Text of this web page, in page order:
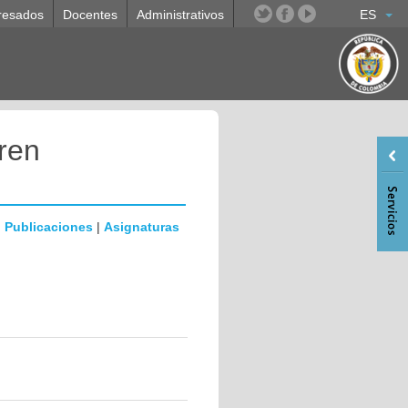
ES
Docentes Administrativos
Publicaciones | Asignaturas